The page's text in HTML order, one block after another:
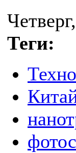
Теги: